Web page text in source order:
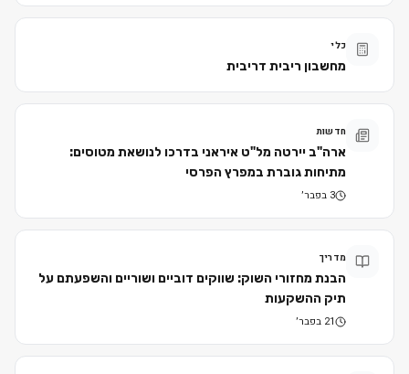
כלי
מחשבון ריבית דריבית
חדשות
ארה"ב יירטה מל"ט איראני בדרכו לנושאת מטוסים:
מתיחות גוברת במפרץ הפרסי
3 בפבר׳
מדריך
הבנת מחזורי השוק: שווקים דוביים ושוריים והשפעתם על
תיק ההשקעות
21 בפבר׳